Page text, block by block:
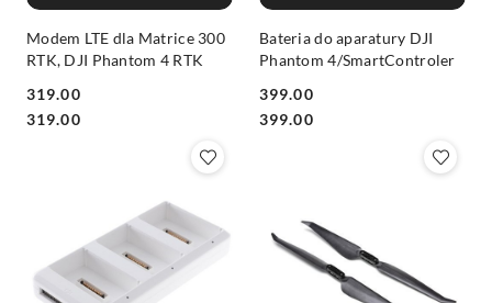
Modem LTE dla Matrice 300
RTK, DJI Phantom 4 RTK
Cena:
319.00
Cena:
319.00
Bateria do aparatury DJI
Phantom 4/SmartControler
Cena:
399.00
Cena:
399.00